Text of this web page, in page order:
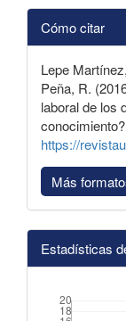
Detalles
del
artículo
Cómo citar
Lepe
Peña, R.
laboral de los
https://
Más
Estadísticas